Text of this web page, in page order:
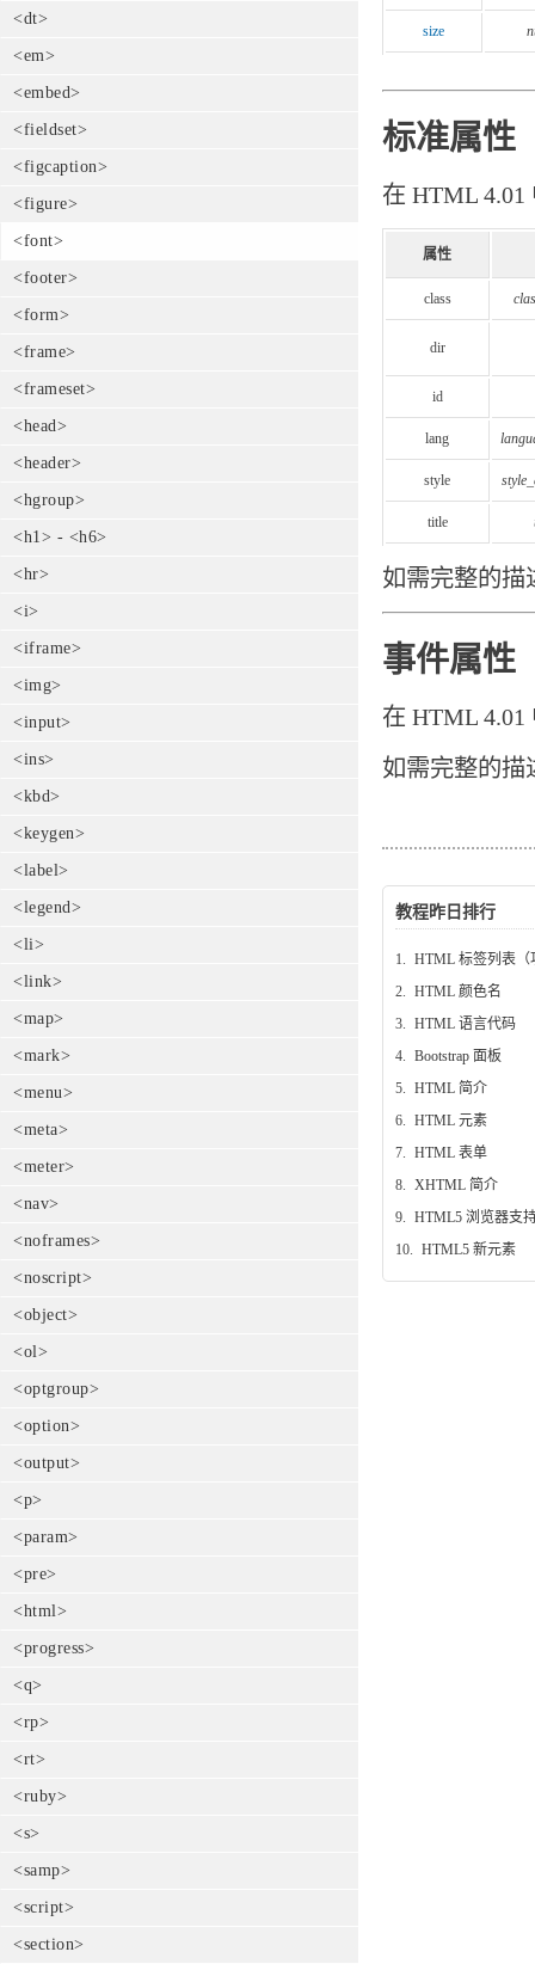
<dt>
<em>
<embed>
<fieldset>
<figcaption>
<figure>
<font>
<footer>
<form>
<frame>
<frameset>
<head>
<header>
<hgroup>
<h1> - <h6>
<hr>
<i>
<iframe>
<img>
<input>
<ins>
<kbd>
<keygen>
<label>
<legend>
<li>
<link>
<map>
<mark>
<menu>
<meta>
<meter>
<nav>
<noframes>
<noscript>
<object>
<ol>
<optgroup>
<option>
<output>
<p>
<param>
<pre>
<html>
<progress>
<q>
<rp>
<rt>
<ruby>
<s>
<samp>
<script>
<section>
size
标准属性
在 HTML
属性
class
dir
id
lang
style
title
如需完整的描
事件属性
在 HTML
如需完整的描
教程昨日排行
1. HTML 标签列表（
2. HTML 颜色名
3. HTML 语言代码
4. Bootstrap 面板
5. HTML 简介
6. HTML 元素
7. HTML 表单
8. XHTML 简介
9. HTML5 浏览器支
10. HTML5 新元素